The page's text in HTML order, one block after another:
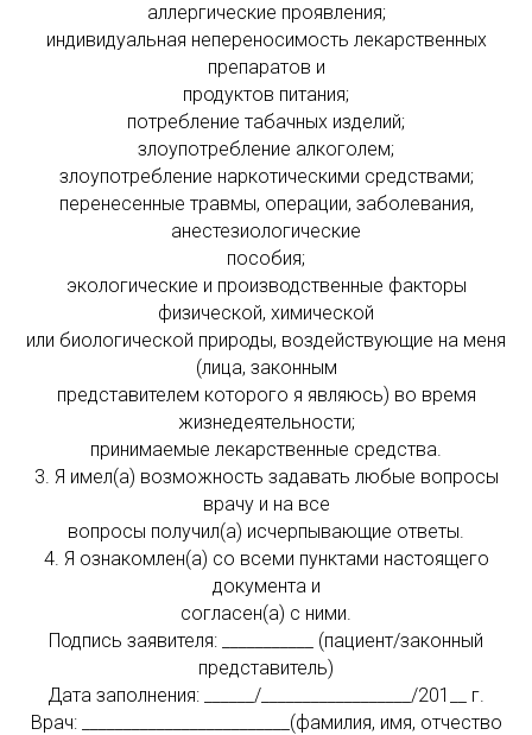
аллергические проявления;
индивидуальная непереносимость лекарственных
препаратов и
продуктов питания;
потребление табачных изделий;
злоупотребление алкоголем;
злоупотребление наркотическими средствами;
перенесенные травмы, операции, заболевания,
анестезиологические
пособия;
экологические и производственные факторы
физической, химической
или биологической природы, воздействующие на меня
(лица, законным
представителем которого я являюсь) во время
жизнедеятельности;
принимаемые лекарственные средства.
3. Я имел(а) возможность задавать любые вопросы
врачу и на все
вопросы получил(а) исчерпывающие ответы.
4. Я ознакомлен(а) со всеми пунктами настоящего
документа и
согласен(а) с ними.
Подпись заявителя: ___________ (пациент/законный
представитель)
Дата заполнения: ______/__________________/201__ г.
Врач: _________________________(фамилия, имя, отчество